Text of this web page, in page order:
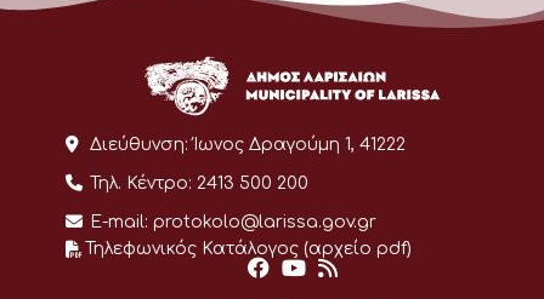
Διεύθυνση: Ίωνος Δραγούμη 1, 41222
Τηλ. Κέντρο: 2413 500 200
E-mail: protokolo@larissa.gov.gr
Τηλεφωνικός Κατάλογος (αρχείο pdf)